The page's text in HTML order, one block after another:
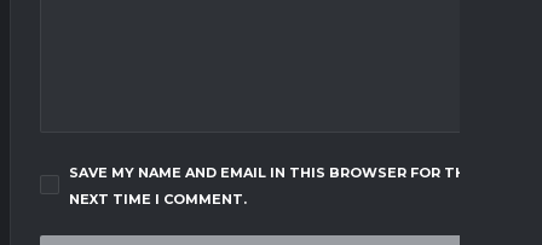
SAVE MY NAME AND EMAIL IN THIS BROWSER FOR THE
NEXT TIME I COMMENT.